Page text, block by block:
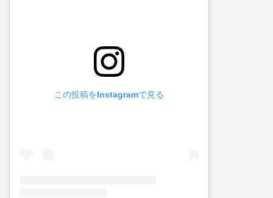
この投稿をInstagramで見る